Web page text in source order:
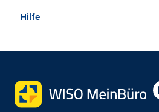
Kasse POS
Mahnwesen
Steuer-Auswertungen
Tabellen-Auswertungen
Hilfe